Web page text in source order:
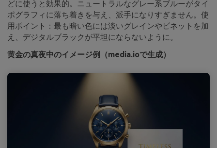
どに使うと効果的。ニュートラルなグレー系ブルーがタイ
ポグラフィに落ち着きを与え、派手になりすぎません。使
用ポイント：最も暗い色には淡いグレインやビネットを加
え、デジタルブラックが平坦にならないように。
黄金の真夜中のイメージ例（media.ioで生成）